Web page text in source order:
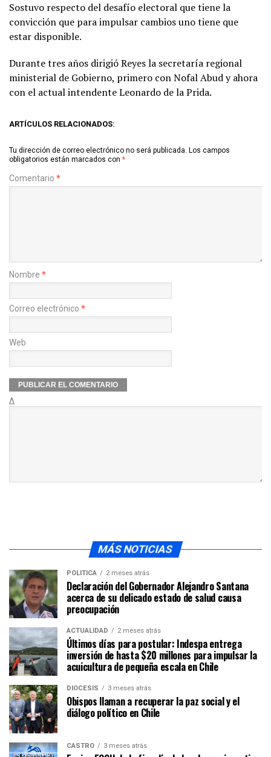
Sostuvo respecto del desafío electoral que tiene la
convicción que para impulsar cambios uno tiene que
estar disponible.
Durante tres años dirigió Reyes la secretaría regional
ministerial de Gobierno, primero con Nofal Abud y ahora
con el actual intendente Leonardo de la Prida.
ARTÍCULOS RELACIONADOS:
Tu dirección de correo electrónico no será publicada. Los campos
obligatorios están marcados con *
Comentario *
Nombre *
Correo electrónico *
Web
Δ
MÁS NOTICIAS
POLÍTICA 2 meses atrás
Declaración del Gobernador Alejandro Santana
acerca de su delicado estado de salud causa
preocupación
ACTUALIDAD 2 meses atrás
Últimos días para postular: Indespa entrega
inversión de hasta $20 millones para impulsar la
acuicultura de pequeña escala en Chile
DIÓCESIS 3 meses atrás
Obispos llaman a recuperar la paz social y el
diálogo político en Chile
CASTRO 3 meses atrás